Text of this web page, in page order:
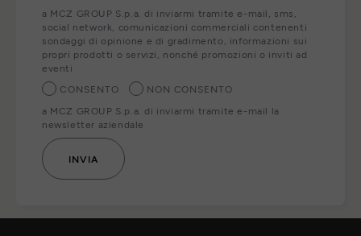
a MCZ GROUP S.p.a. di inviarmi tramite e-mail, sms,
social network, comunicazioni commerciali contenenti
sondaggi di opinione e di gradimento, informazioni sui
propri prodotti o servizi, nonché promozioni o inviti ad
eventi
CONSENTO
NON CONSENTO
a MCZ GROUP S.p.a. di inviarmi tramite e-mail la
newsletter aziendale